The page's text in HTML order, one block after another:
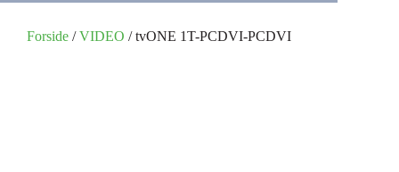
Forside /VIDEO / tvONE 1T-PCDVI-PCDVI